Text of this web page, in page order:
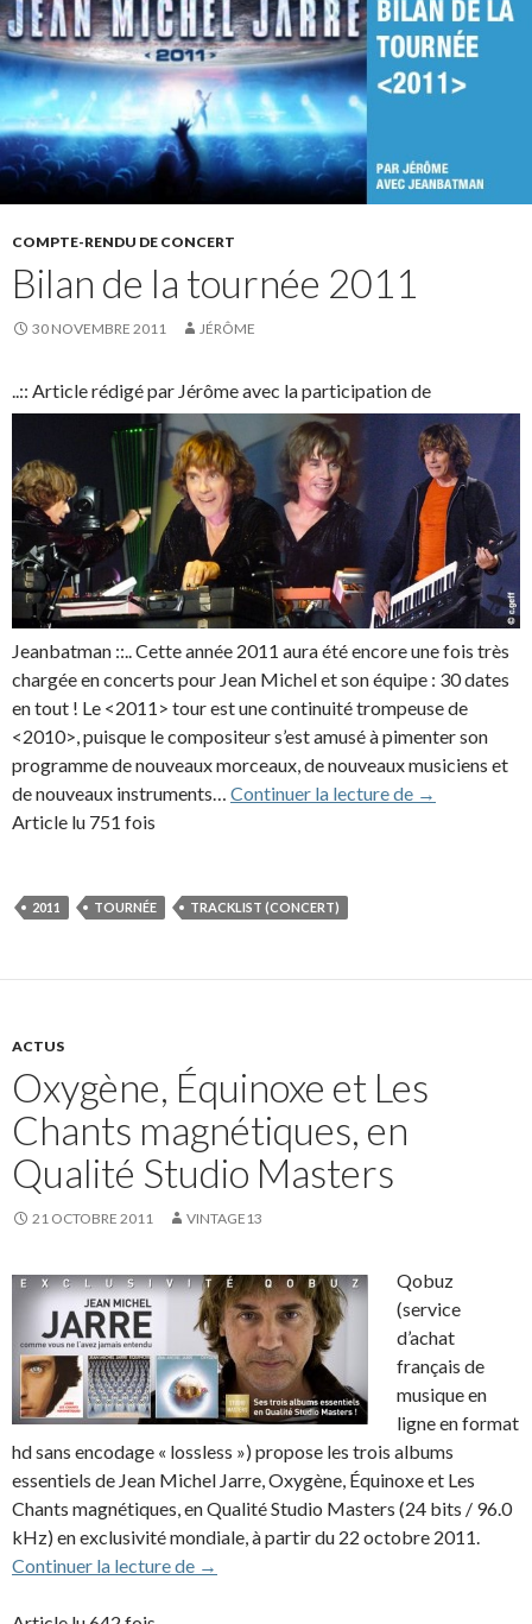
COMPTE-RENDU DE CONCERT
Bilan de la tournée 2011
30 NOVEMBRE 2011 JÉRÔME
..:: Article rédigé par Jérôme avec la participation de
Jeanbatman ::.. Cette année 2011 aura été encore une fois très
chargée en concerts pour Jean Michel et son équipe : 30 dates
en tout ! Le <2011> tour est une continuité trompeuse de
<2010>, puisque le compositeur s’est amusé à pimenter son
programme de nouveaux morceaux, de nouveaux musiciens et
de nouveaux instruments… Continuer la lecture de Bilan de la
→
Article lu 751 fois
2011 TOURNÉE TRACKLIST (CONCERT)
ACTUS
Oxygène, Équinoxe et Les
Chants magnétiques, en
Qualité Studio Masters
21 OCTOBRE 2011 VINTAGE13
Qobuz
(service
d’achat
français de
musique en
ligne en format
hd sans encodage « lossless ») propose les trois albums
essentiels de Jean Michel Jarre, Oxygène, Équinoxe et Les
Chants magnétiques, en Qualité Studio Masters (24 bits / 96.0
kHz) en exclusivité mondiale, à partir du 22 octobre 2011.
Continuer la lecture de
Oxygène, Équinoxe et Les Chants
→